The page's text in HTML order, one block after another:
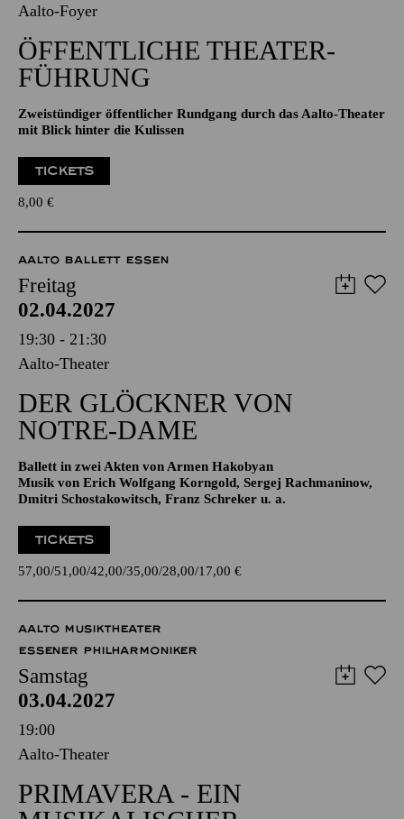
02.04.2027
15:30 - 17:30
Aalto-Foyer
ÖFFENTLICHE THEATER­
FÜHRUNG
Zweistündiger öffentlicher Rundgang durch das Aalto-Theater
mit Blick hinter die Kulissen
8,00 €
AALTO BALLETT ESSEN
Freitag
02.04.2027
19:30 - 21:30
Aalto-Theater
DER GLÖCKNER­ VON
NOTRE-DAME
Musik von Erich Wolfgang Korngold, Sergej Rachmaninow,
Dmitri Schostakowitsch, Franz Schreker u. a.
57,00 51,00 42,00 35,00
AALTO MUSIKTHEATER
ESSENER PHILHARMONIKER
Samstag
03.04.2027
19:00
Aalto-Theater